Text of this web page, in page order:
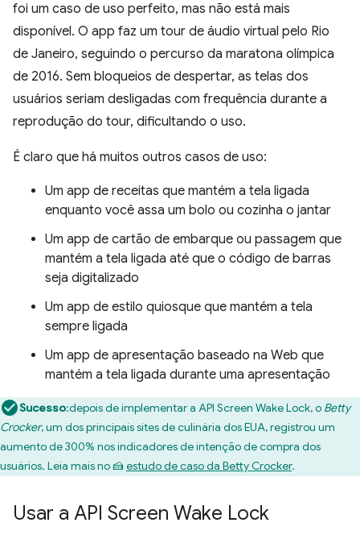
foi um caso de uso perfeito, mas não está mais
disponível. O app faz um tour de áudio virtual pelo Rio
de Janeiro, seguindo o percurso da maratona olímpica
de 2016. Sem bloqueios de despertar, as telas dos
usuários seriam desligadas com frequência durante a
reprodução do tour, dificultando o uso.
É claro que há muitos outros casos de uso:
Um app de receitas que mantém a tela ligada
enquanto você assa um bolo ou cozinha o jantar
Um app de cartão de embarque ou passagem que
mantém a tela ligada até que o código de barras
seja digitalizado
Um app de estilo quiosque que mantém a tela
sempre ligada
Um app de apresentação baseado na Web que
mantém a tela ligada durante uma apresentação
Sucesso:depois de implementar a API Screen Wake Lock, o Betty
Crocker, um dos principais sites de culinária dos EUA, registrou um
aumento de 300% nos indicadores de intenção de compra dos
usuários. Leia mais no 🍰estudo de caso da Betty Crocker.
Usar a API Screen Wake Lock